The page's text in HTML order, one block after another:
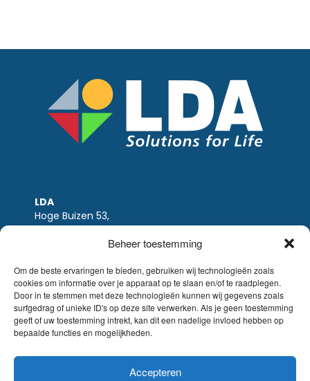
Beheer toestemming
Om de beste ervaringen te bieden, gebruiken wij technologieën zoals
cookies om informatie over je apparaat op te slaan en/of te raadplegen.
Door in te stemmen met deze technologieën kunnen wij gegevens zoals
surfgedrag of unieke ID's op deze site verwerken. Als je geen toestemming
geeft of uw toestemming intrekt, kan dit een nadelige invloed hebben op
bepaalde functies en mogelijkheden.
Accepteren
LDA
Hoge Buizen 53,
1980 EPPEGEM
Tel +32 (0)2-266.13.13
LDA@LDA.be
BTW: BE0405.895.609
IBAN: KBC / BE51 7340 2410 9862
BIC: KBC / KREDBEBB
Wettelijke-disclaimer
verkoopsvoorwaarden